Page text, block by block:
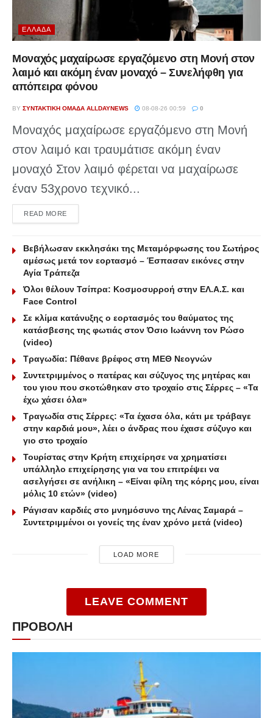
ΕΛΛΆΔΑ
Μοναχός μαχαίρωσε εργαζόμενο στη Μονή στον
λαιμό και ακόμη έναν μοναχό – Συνελήφθη για
απόπειρα φόνου
BY ΣΥΝΤΑΚΤΙΚΉ ΟΜΆΔΑ ALLDAYNEWS 08-08-26 00:59 0
Μοναχός μαχαίρωσε εργαζόμενο στη Μονή
στον λαιμό και τραυμάτισε ακόμη έναν
μοναχό Στον λαιμό φέρεται να μαχαίρωσε
έναν 53χρονο τεχνικό...
READ MOREDETAILS
Βεβήλωσαν εκκλησάκι της Μεταμόρφωσης του Σωτήρος
αμέσως μετά τον εορτασμό – Έσπασαν εικόνες στην
Αγία Τράπεζα
Όλοι θέλουν Τσίπρα: Κοσμοσυρροή στην ΕΛ.Α.Σ. και
Face Control
Σε κλίμα κατάνυξης ο εορτασμός του θαύματος της
κατάσβεσης της φωτιάς στον Όσιο Ιωάννη τον Ρώσο
(video)
Τραγωδία: Πέθανε βρέφος στη ΜΕΘ Νεογνών
Συντετριμμένος ο πατέρας και σύζυγος της μητέρας και
του γιου που σκοτώθηκαν στο τροχαίο στις Σέρρες – «Τα
έχω χάσει όλα»
Τραγωδία στις Σέρρες: «Τα έχασα όλα, κάτι με τράβαγε
στην καρδιά μου», λέει ο άνδρας που έχασε σύζυγο και
γιο στο τροχαίο
Τουρίστας στην Κρήτη επιχείρησε να χρηματίσει
υπάλληλο επιχείρησης για να του επιτρέψει να
ασελγήσει σε ανήλικη – «Είναι φίλη της κόρης μου, είναι
μόλις 10 ετών» (video)
Ράγισαν καρδιές στο μνημόσυνο της Λένας Σαμαρά –
Συντετριμμένοι οι γονείς της έναν χρόνο μετά (video)
LOAD MORE
LEAVE COMMENT
ΠΡΟΒΟΛΗ